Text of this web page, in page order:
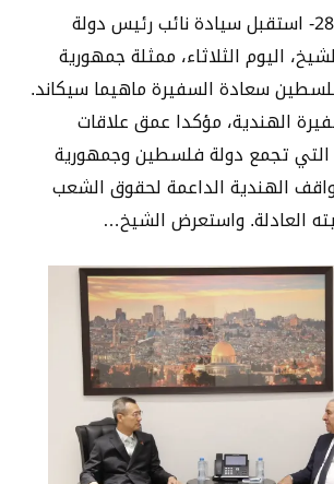
رام الله- 28/07/2026- استقبل سيادة نائب رئيس دولة
اليوم الثلاثاء، ممثلة جمهورية
سعادة السفيرة ماهيما سيكاند.
الهندية، مؤكدا عمق علاقات
التي تجمع دولة فلسطين وجمهورية
الهندية الداعمة لحقوق الشعب
العادلة. واستعرض الشيخ…